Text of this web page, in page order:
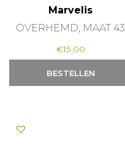
Marvelis
OVERHEMD, MAAT 43
€15,00
BESTELLEN